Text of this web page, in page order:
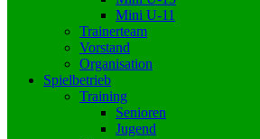
Mini U-11
Trainerteam
Vorstand
Organisation
Spielbetrieb
Training
Senioren
Jugend